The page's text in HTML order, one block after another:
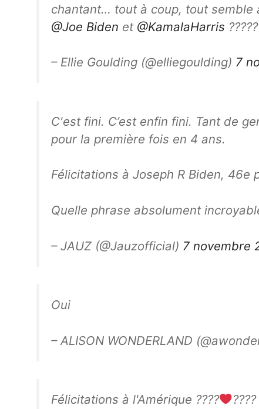
chantant… tout à coup, tout semble
@Joe Biden et @KamalaHarris
– Ellie Goulding (@elliegoulding) 7
C'est fini. C’est enfin fini. Tant de
pour la première fois en 4 ans.
Félicitations à Joseph R Biden, 46e
Quelle phrase absolument
– JAUZ (@Jauzofficial) 7 novembre
Oui
– ALISON WONDERLAND
Félicitations à l'Amérique ???? ????